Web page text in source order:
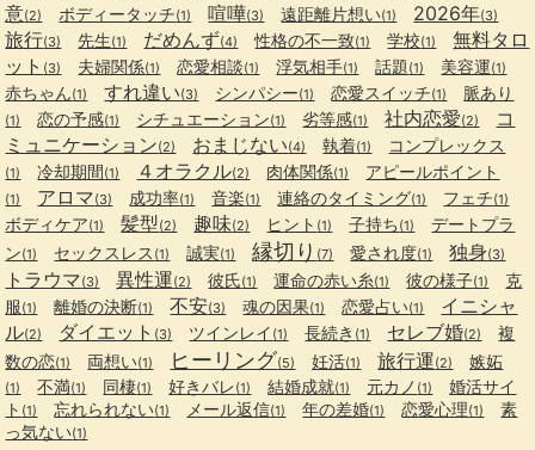
意(2) ボディータッチ(1) 喧嘩(3) 遠距離片想い(1) 2026年(3)
旅行(3) 先生(1) だめんず(4) 性格の不一致(1) 学校(1)
無料タロ
ット (3) 夫婦関係(1) 恋愛相談(1) 浮気相手(1) 話題(1) 美容運(1)
赤ちゃん(1) すれ違い(3) シンパシー(1) 恋愛スイッチ(1) 脈あり
(1) 恋の予感(1) シチュエーション(1) 劣等感(1) 社内恋愛(2)
コ
ミュニケーション(2) おまじない(4) 執着(1) コンプレックス
(1) 冷却期間(1) ４オラクル(2) 肉体関係(1) アピールポイント
(1) アロマ(3) 成功率(1) 音楽(1) 連絡のタイミング(1) フェチ(1)
ボディケア(1) 髪型(2) 趣味(2) ヒント (1) 子持ち(1)
デートプラ
ン(1) セックスレス (1) 誠実(1) 縁切り (7) 愛され度(1) 独身(3)
トラウマ(3) 異性運(2) 彼氏(1) 運命の赤い糸(1) 彼の様子(1)
克
服(1) 離婚の決断(1) 不安(3) 魂の因果(1) 恋愛占い(1)
イニシャ
ル(2) ダイエット (3) ツインレイ (1) 長続き (1) セレブ婚(2)
複
数の恋(1) 両想い(1) ヒーリング(5) 妊活(1) 旅行運(2) 嫉妬
(1) 不満(1) 同棲(1) 好きバレ(1) 結婚成就(1) 元カノ (1)
婚活サイ
ト (1) 忘れられない(1) メール返信(1) 年の差婚(1) 恋愛心理(1)
素
っ気ない(1)